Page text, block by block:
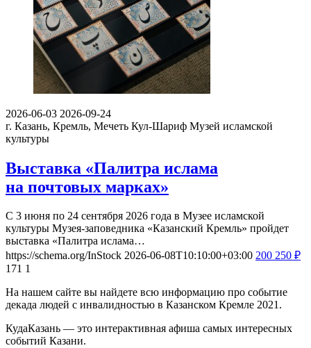
2026-06-03 2026-09-24
г. Казань, Кремль, Мечеть Кул-Шариф Музей исламской
культуры
Выставка «Палитра ислама
на почтовых марках»
С 3 июня по 24 сентября 2026 года в Музее исламской
культуры Музея-заповедника «Казанский Кремль» пройдет
выставка «Палитра ислама…
https://schema.org/InStock 2026-06-08T10:10:00+03:00 200 250 ₽
171 1
На нашем сайте вы найдете всю информацию про событие
декада людей с инвалидностью в Казанском Кремле 2021.
КудаКазань — это интерактивная афиша самых интересных
событий Казани.